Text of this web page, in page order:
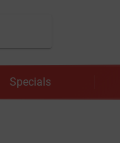
Specials